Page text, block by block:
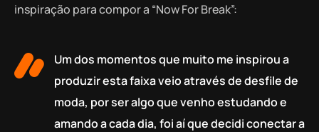
inspiração para compor a “Now For Break”:
Um dos momentos que muito me inspirou a
produzir esta faixa veio através de desfile de
moda, por ser algo que venho estudando e
amando a cada dia, foi aí que decidi conectar a